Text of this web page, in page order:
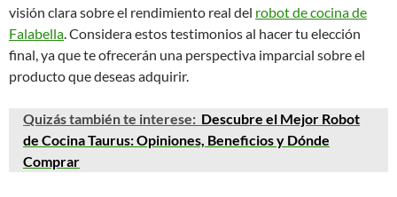
visión clara sobre el rendimiento real del robot de cocina de
Falabella. Considera estos testimonios al hacer tu elección
final, ya que te ofrecerán una perspectiva imparcial sobre el
producto que deseas adquirir.
Quizás también te interese: Descubre el Mejor Robot
de Cocina Taurus: Opiniones, Beneficios y Dónde
Comprar